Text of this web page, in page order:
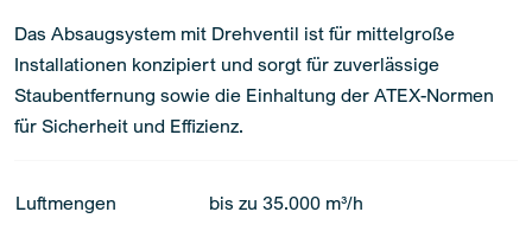
Das Absaugsystem mit Drehventil ist für mittelgroße
Installationen konzipiert und sorgt für zuverlässige
Staubentfernung sowie die Einhaltung der ATEX-Normen
für Sicherheit und Effizienz.
Luftmengen bis zu 35.000 m³/h